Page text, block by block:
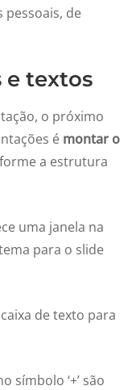
pessoais, de
e textos
o próximo
é montar o
a estrutura
uma janela na
para o slide
de texto para
símbolo ‘+’ são